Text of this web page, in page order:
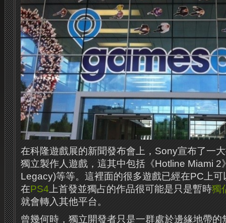
在科隆遊戲展的新聞發布會上，Sony宣布了一
獨立製作人遊戲，這其中包括《Hotline Miami 2
Legacy)等等。這裡面的很多遊戲已經在PC上
在PS4 上首發並獨占的作品很可能是只是暫時獨
就會轉入其他平台。
曾幾何時，獨立開發者只是一群處於邊緣地帶